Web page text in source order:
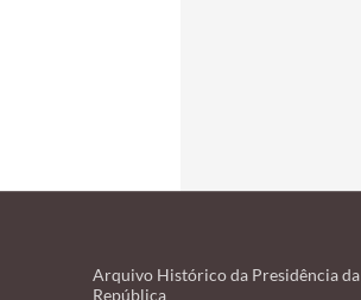
Arquivo Histórico da Presidência da
República